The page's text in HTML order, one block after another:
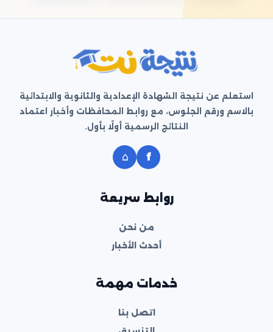
استعلم عن نتيجة الشهادة الإعدادية والثانوية والابتدائية
بالاسم ورقم الجلوس، مع روابط المحافظات وأخبار اعتماد
النتائج الرسمية أولًا بأول.
f
⌂
روابط سريعة
من نحن
أحدث الأخبار
خدمات مهمة
اتصل بنا